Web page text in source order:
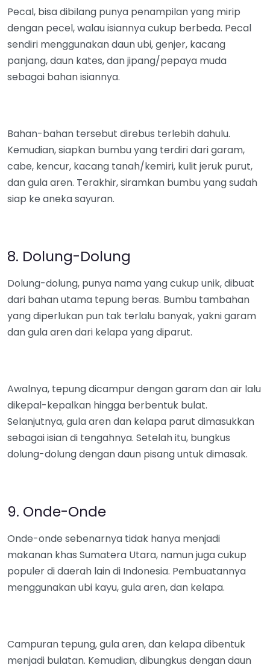
Pecal, bisa dibilang punya penampilan yang mirip
dengan pecel, walau isiannya cukup berbeda. Pecal
sendiri menggunakan daun ubi, genjer, kacang
panjang, daun kates, dan jipang/pepaya muda
sebagai bahan isiannya.
Bahan-bahan tersebut direbus terlebih dahulu.
Kemudian, siapkan bumbu yang terdiri dari garam,
cabe, kencur, kacang tanah/kemiri, kulit jeruk purut,
dan gula aren. Terakhir, siramkan bumbu yang sudah
siap ke aneka sayuran.
8. Dolung-Dolung
Dolung-dolung, punya nama yang cukup unik, dibuat
dari bahan utama tepung beras. Bumbu tambahan
yang diperlukan pun tak terlalu banyak, yakni garam
dan gula aren dari kelapa yang diparut.
Awalnya, tepung dicampur dengan garam dan air lalu
dikepal-kepalkan hingga berbentuk bulat.
Selanjutnya, gula aren dan kelapa parut dimasukkan
sebagai isian di tengahnya. Setelah itu, bungkus
dolung-dolung dengan daun pisang untuk dimasak.
9. Onde-Onde
Onde-onde sebenarnya tidak hanya menjadi
makanan khas Sumatera Utara, namun juga cukup
populer di daerah lain di Indonesia. Pembuatannya
menggunakan ubi kayu, gula aren, dan kelapa.
Campuran tepung, gula aren, dan kelapa dibentuk
menjadi bulatan. Kemudian, dibungkus dengan daun